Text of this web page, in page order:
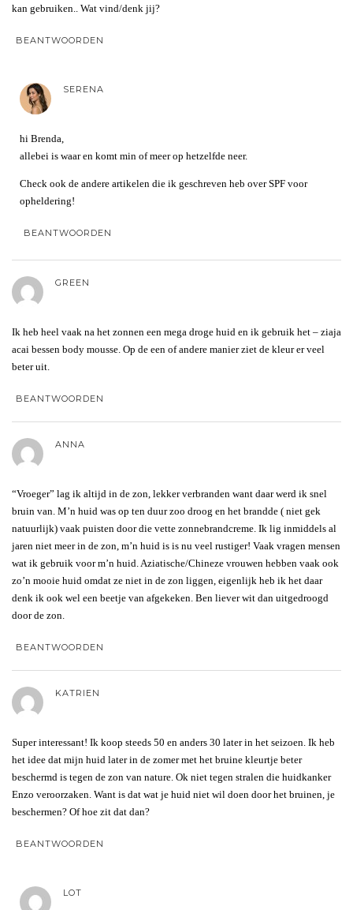
kan gebruiken.. Wat vind/denk jij?
BEANTWOORDEN
SERENA
hi Brenda,
allebei is waar en komt min of meer op hetzelfde neer.
Check ook de andere artikelen die ik geschreven heb over SPF voor
opheldering!
BEANTWOORDEN
GREEN
Ik heb heel vaak na het zonnen een mega droge huid en ik gebruik het – ziaja
acai bessen body mousse. Op de een of andere manier ziet de kleur er veel
beter uit.
BEANTWOORDEN
ANNA
“Vroeger” lag ik altijd in de zon, lekker verbranden want daar werd ik snel
bruin van. M’n huid was op ten duur zoo droog en het brandde ( niet gek
natuurlijk) vaak puisten door die vette zonnebrandcreme. Ik lig inmiddels al
jaren niet meer in de zon, m’n huid is is nu veel rustiger! Vaak vragen mensen
wat ik gebruik voor m’n huid. Aziatische/Chineze vrouwen hebben vaak ook
zo’n mooie huid omdat ze niet in de zon liggen, eigenlijk heb ik het daar
denk ik ook wel een beetje van afgekeken. Ben liever wit dan uitgedroogd
door de zon.
BEANTWOORDEN
KATRIEN
Super interessant! Ik koop steeds 50 en anders 30 later in het seizoen. Ik heb
het idee dat mijn huid later in de zomer met het bruine kleurtje beter
beschermd is tegen de zon van nature. Ok niet tegen stralen die huidkanker
Enzo veroorzaken. Want is dat wat je huid niet wil doen door het bruinen, je
beschermen? Of hoe zit dat dan?
BEANTWOORDEN
LOT